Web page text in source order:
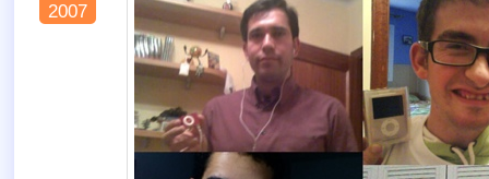
2007